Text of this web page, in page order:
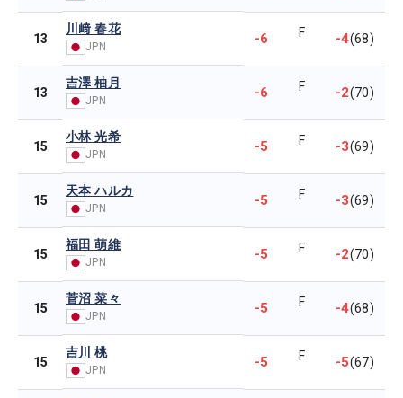
13
川﨑 春花
JPN -6 F -4(68)
13
吉澤 柚月
JPN -6 F -2(70)
15
小林 光希
JPN -5 F -3(69)
15
天本 ハルカ
JPN -5 F -3(69)
15
福田 萌維
JPN -5 F -2(70)
15
菅沼 菜々
JPN -5 F -4(68)
15
吉川 桃
JPN -5 F -5(67)